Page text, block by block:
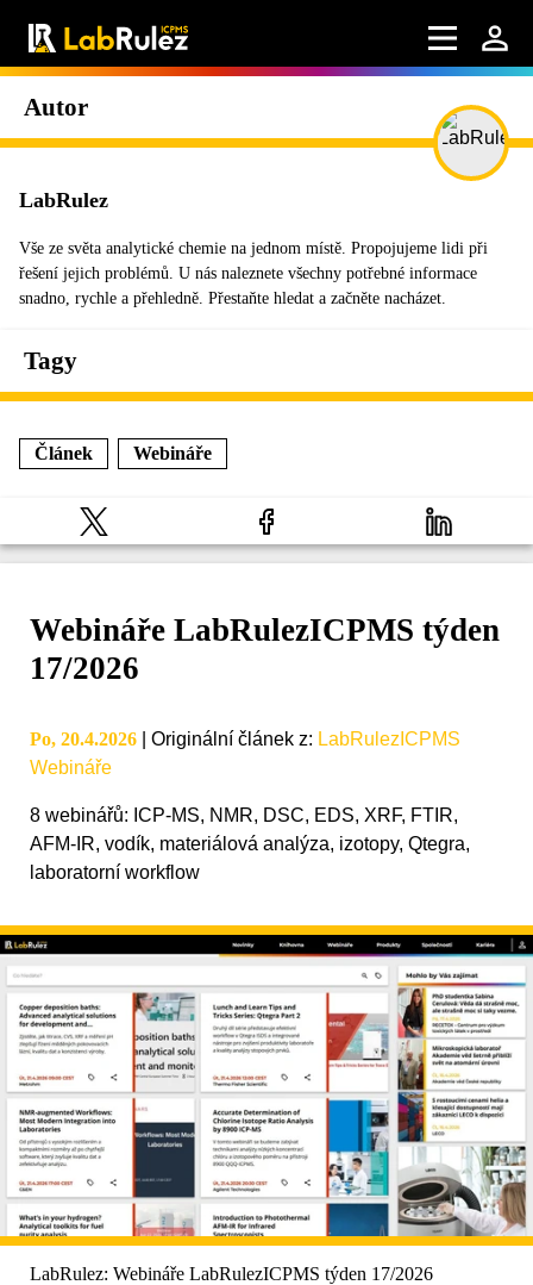
Autor
LabRulez
Vše ze světa analytické chemie na jednom místě. Propojujeme lidi při
řešení jejich problémů. U nás naleznete všechny potřebné informace
snadno, rychle a přehledně. Přestaňte hledat a začněte nacházet.
Tagy
Článek Webináře
Webináře LabRulezICPMS týden
17/2026
Po, 20.4.2026 Originální článek z: LabRulezICPMS
Webináře
8 webinářů: ICP-MS, NMR, DSC, EDS, XRF, FTIR,
AFM-IR, vodík, materiálová analýza, izotopy, Qtegra,
laboratorní workflow
LabRulez: Webináře LabRulezICPMS týden 17/2026